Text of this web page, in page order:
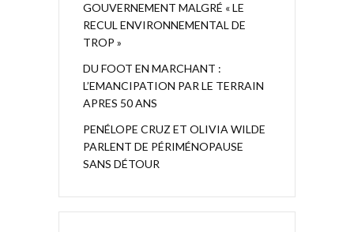
GOUVERNEMENT MALGRÉ « LE
RECUL ENVIRONNEMENTAL DE
TROP »
DU FOOT EN MARCHANT :
L’EMANCIPATION PAR LE TERRAIN
APRES 50 ANS
PENÉLOPE CRUZ ET OLIVIA WILDE
PARLENT DE PÉRIMÉNOPAUSE
SANS DÉTOUR